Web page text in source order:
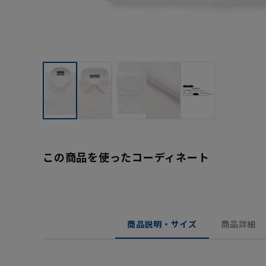
この商品を使ったコーディネート
商品説明・サイズ 商品詳細